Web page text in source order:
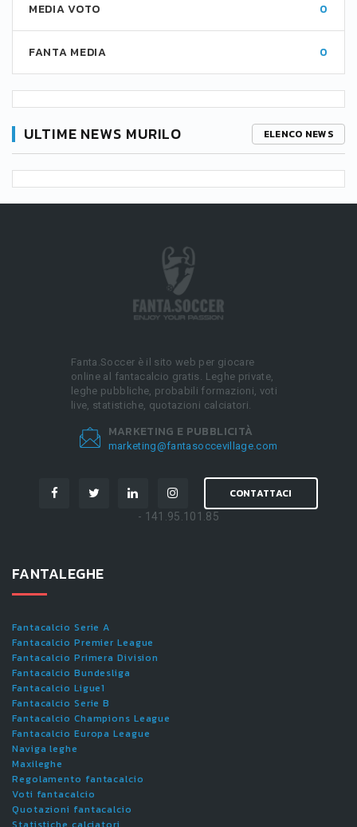
MEDIA VOTO 0
FANTA MEDIA 0
ULTIME NEWS MURILO ELENCO NEWS
Fanta.Soccer è il sito web per giocare
online al fantacalcio gratis. Leghe private,
leghe pubbliche, probabili formazioni, voti
live, statistiche, quotazioni calciatori.
MARKETING E PUBBLICITÀ
marketing@fantasoccevillage.com
CONTATTACI
- 141.95.101.85
FANTALEGHE
Fantacalcio Serie A
Fantacalcio Premier League
Fantacalcio Primera Division
Fantacalcio Bundesliga
Fantacalcio Ligue1
Fantacalcio Serie B
Fantacalcio Champions League
Fantacalcio Europa League
Naviga leghe
Maxileghe
Regolamento fantacalcio
Voti fantacalcio
Quotazioni fantacalcio